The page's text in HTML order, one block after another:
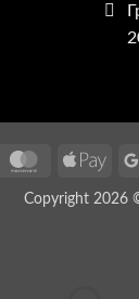
MasterCard
Copyright 2026